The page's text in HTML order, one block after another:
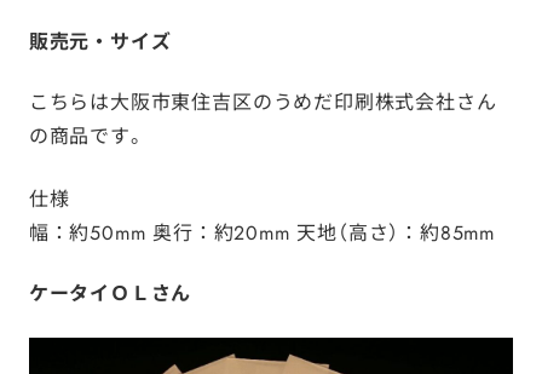
販売元・サイズ
こちらは大阪市東住吉区のうめだ印刷株式会社さん
の商品です。
仕様
幅：約50mm 奥行：約20mm 天地（高さ）：約85mm
ケータイＯＬさん